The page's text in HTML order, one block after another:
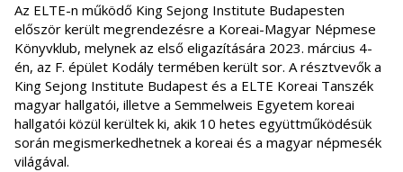
Az ELTE-n működő King Sejong Institute Budapesten
először került megrendezésre a Koreai-Magyar Népmese
Könyvklub, melynek az első eligazítására 2023. március 4-
én, az F. épület Kodály termében került sor. A résztvevők a
King Sejong Institute Budapest és a ELTE Koreai Tanszék
magyar hallgatói, illetve a Semmelweis Egyetem koreai
hallgatói közül kerültek ki, akik 10 hetes együttműködésük
során megismerkedhetnek a koreai és a magyar népmesék
világával.